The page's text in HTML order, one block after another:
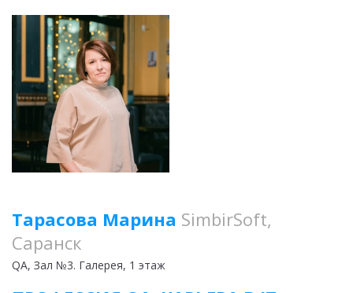
Тарасова Марина SimbirSoft,
Саранск
QA, Зал №3. Галерея, 1 этаж